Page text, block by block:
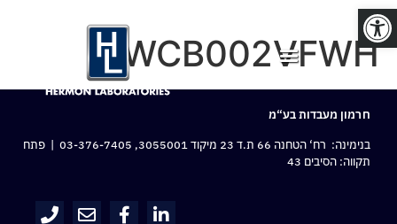
פתח סרגל נגישות
WCB002VFWH
חרמון מעבדות בע“מ
בנימינה: רח‘ הטחנה 66 ת.ד 23 מיקוד 3055001,
03-376-7405 | פתח
תקווה: הסיבים 43